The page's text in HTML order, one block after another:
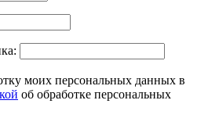
моих персональных данных в
об обработке персональных